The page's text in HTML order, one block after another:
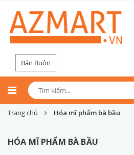
Bán Buôn
Trang chủ Hóa mĩ phẩm bà bầu
HÓA MĨ PHẨM BÀ BẦU